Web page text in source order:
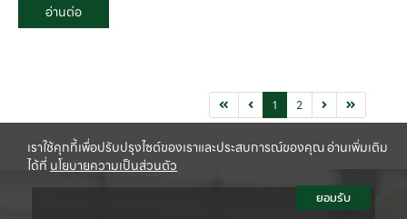
อ่านต่อ
1 2
เราใช้คุกกี้เพื่อปรับปรุงไซต์ของเราและประสบการณ์ของคุณ อ่านเพิ่มเติม
ได้ที่ นโยบายความเป็นส่วนตัว
ยอมรับ